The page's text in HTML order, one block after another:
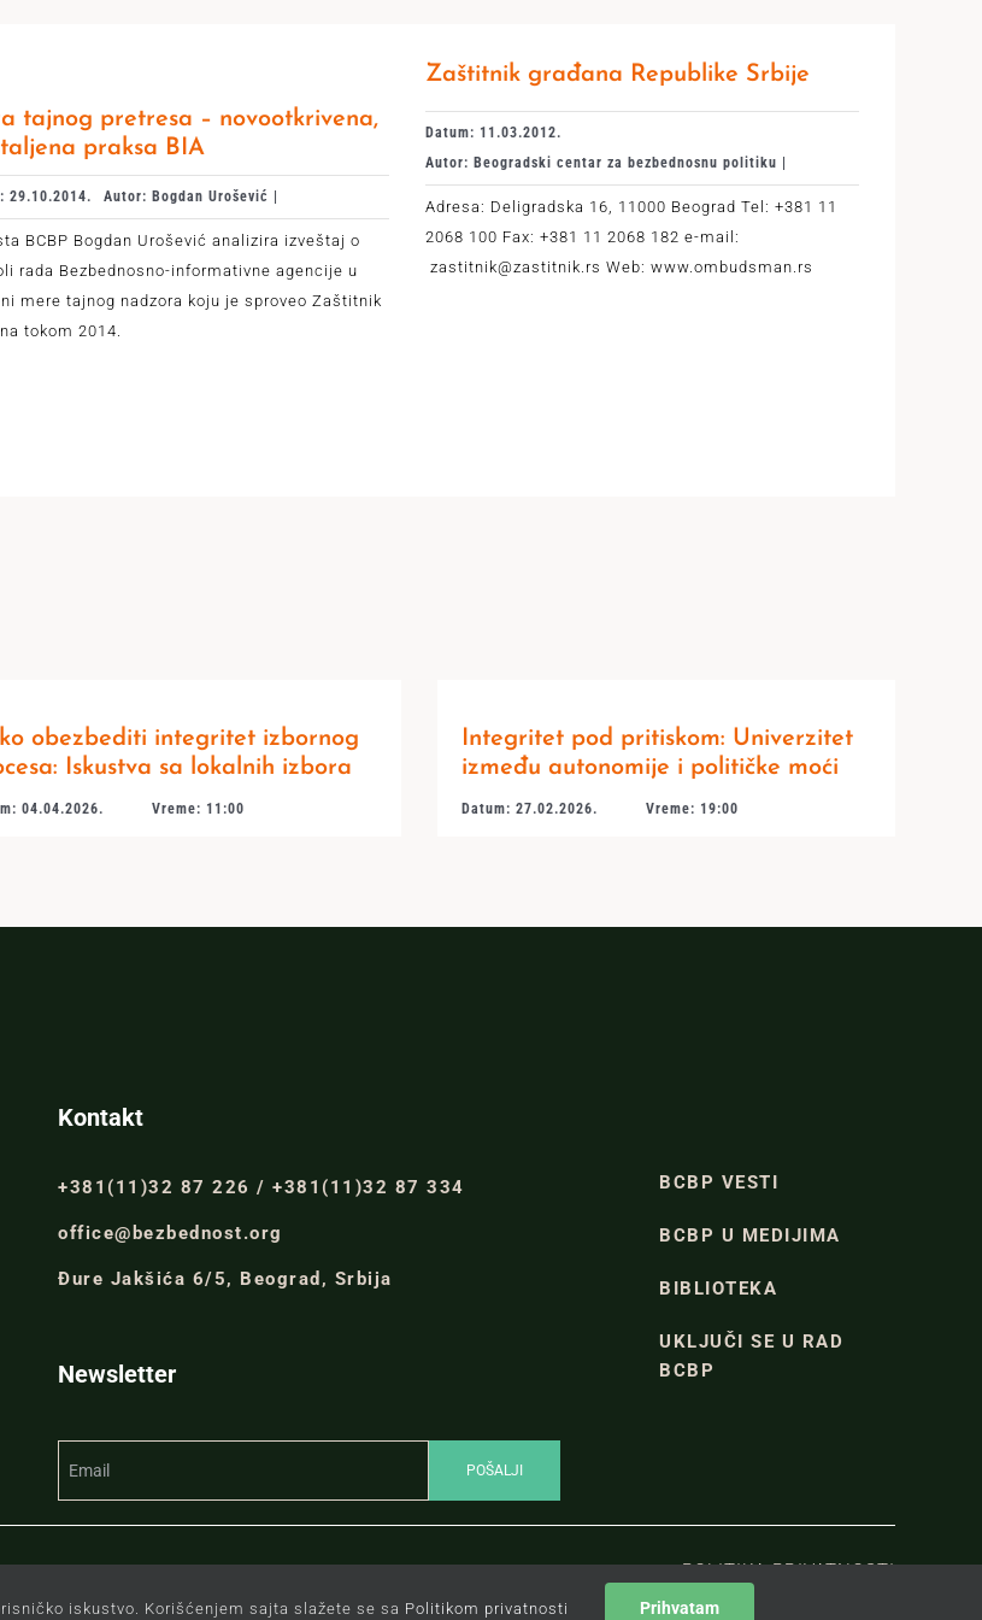
tajnog pretresa – novootkrivena,
praksa BIA
29.10.2014. Autor: Bogdan Urošević |
BCBP Bogdan Urošević analizira izveštaj o
rada Bezbednosno-informativne agencije u
mere tajnog nadzora koju je sproveo Zaštitnik
tokom 2014.
Zaštitnik građana Republike Srbije
Datum: 11.03.2012.
Autor: Beogradski centar za bezbednosnu politiku |
Adresa: Deligradska 16, 11000 Beograd Tel: +381 11
2068 100 Fax: +381 11 2068 182 e-mail:
zastitnik@zastitnik.rs Web: www.ombudsman.rs
obezbediti integritet izbornog
Iskustva sa lokalnih izbora
04.04.2026. Vreme: 11:00
Integritet pod pritiskom: Univerzitet
između autonomije i političke moći
Datum: 27.02.2026. Vreme: 19:00
Kontakt
+381(11)32 87 226 / +381(11)32 87 334
office@bezbednost.org
Đure Jakšića 6/5, Beograd, Srbija
Newsletter
BCBP VESTI
BCBP U MEDIJIMA
BIBLIOTEKA
UKLJUČI SE U RAD
BCBP
POLITIKA PRIVATNOSTI
iskustvo. Korišćenjem sajta slažete se sa Politikom privatnosti Prihvatam